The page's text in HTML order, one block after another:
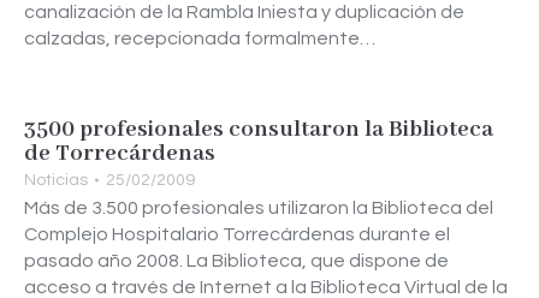
canalización de la Rambla Iniesta y duplicación de
calzadas, recepcionada formalmente…
3500 profesionales consultaron la Biblioteca
de Torrecárdenas
Noticias 25/02/2009
Más de 3.500 profesionales utilizaron la Biblioteca del
Complejo Hospitalario Torrecárdenas durante el
pasado año 2008. La Biblioteca, que dispone de
acceso a través de Internet a la Biblioteca Virtual de la